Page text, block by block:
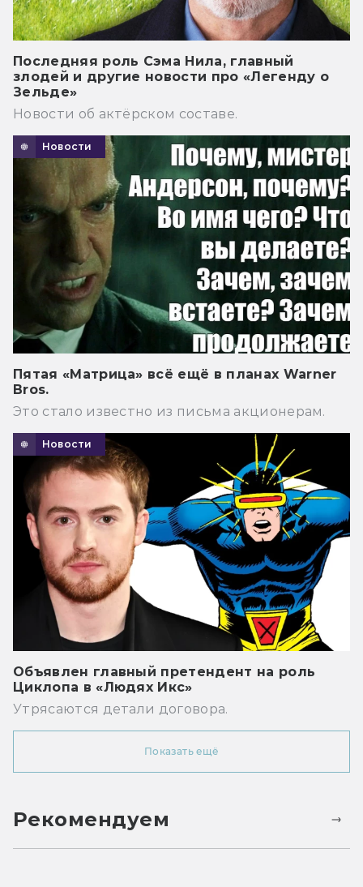
Последняя роль Сэма Нила, главный
злодей и другие новости про «Легенду о
Зельде»
Новости об актёрском составе.
Новости
Пятая «Матрица» всё ещё в планах Warner
Bros.
Это стало известно из письма акционерам.
Новости
Объявлен главный претендент на роль
Циклопа в «Людях Икс»
Утрясаются детали договора.
Показать ещё
Рекомендуем